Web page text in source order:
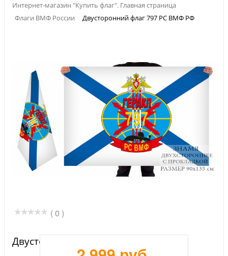
Интернет-магазин "Купить флаг". Главная страница
Флаги ВМФ России
Двусторонний флаг 797 РС ВМФ РФ
( 0 )
Двусторонний флаг 797 РС ВМФ РФ